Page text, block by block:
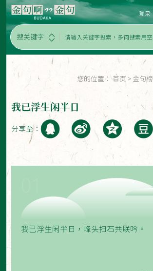
搜关键字
登录
您的位置： 首页 > 金句榜
我已浮生闲半日
分享至：
我已浮生闲半日，峰头扫石共联吟。